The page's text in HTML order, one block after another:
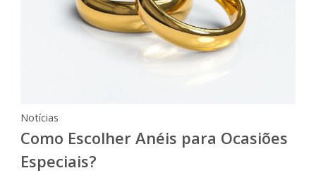
Notícias
Como Escolher Anéis para Ocasiões
Especiais?